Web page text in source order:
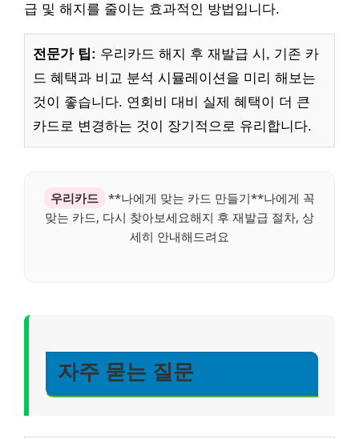
급 및 해지를 줄이는 효과적인 방법입니다.
전문가 팁: 우리카드 해지 후 재발급 시, 기존 카
드 혜택과 비교 분석 시뮬레이션을 미리 해보는
것이 좋습니다. 연회비 대비 실제 혜택이 더 큰
카드로 변경하는 것이 장기적으로 유리합니다.
우리카드 **나에게 맞는 카드 만들기**나에게 꼭
맞는 카드, 다시 찾아보세요해지 후 재발급 절차, 상
세히 안내해드려요
자주 묻는 질문